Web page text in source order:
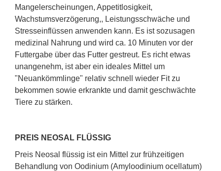
Mangelerscheinungen, Appetitlosigkeit,
Wachstumsverzögerung,, Leistungsschwäche und
Stresseinflüssen anwenden kann. Es ist sozusagen
medizinal Nahrung und wird ca. 10 Minuten vor der
Futtergabe über das Futter gestreut. Es richt etwas
unangenehm, ist aber ein ideales Mittel um
"Neuankömmlinge" relativ schnell wieder Fit zu
bekommen sowie erkrankte und damit geschwächte
Tiere zu stärken.
PREIS NEOSAL FLÜSSIG
Preis Neosal flüssig ist ein Mittel zur frühzeitigen
Behandlung von Oodinium (Amyloodinium ocellatum)